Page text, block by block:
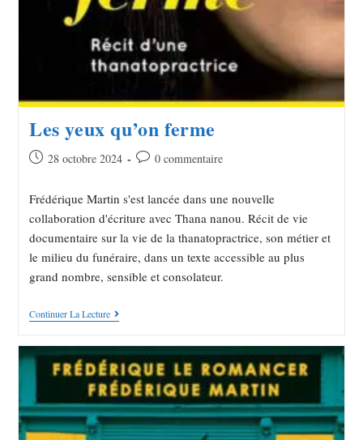
Les yeux qu’on ferme
28 octobre 2024 0 commentaire
Frédérique Martin s'est lancée dans une nouvelle
collaboration d'écriture avec Thana nanou. Récit de vie
documentaire sur la vie de la thanatopractrice, son métier et
le milieu du funéraire, dans un texte accessible au plus
grand nombre, sensible et consolateur.
Continuer La Lecture